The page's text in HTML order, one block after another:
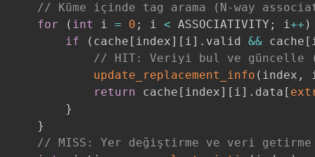
// Küme içinde tag arama (N-way
for
( int i = 0 ; i < ASSOCIATIVITY ; i++ )
if
( cache [ index] [ i] . valid && cache [
// HIT: Veriyi bul ve güncelle
update_replacement_info ( index ,
return cache [ index] [ i] . data [
}
}
// MISS: Yer değiştirme ve veri getirme